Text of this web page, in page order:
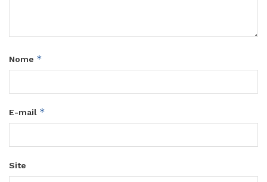
Nome *
E-mail *
Site